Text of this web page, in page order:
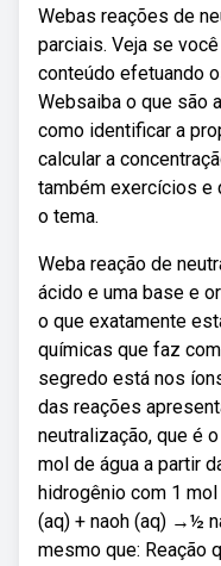
Webas reações de
parciais. Veja se
conteúdo efetuando
Websaiba o que são
como identificar a
calcular a
também exercícios
o tema.
Weba reação de
ácido e uma base e
o que exatamente
químicas que faz
segredo está nos
das reações
neutralização, que é
mol de água a partir
hidrogênio com 1
(aq) + naoh (aq) →½
mesmo que: Reação